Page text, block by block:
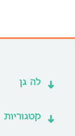
לה גן
קטגוריות